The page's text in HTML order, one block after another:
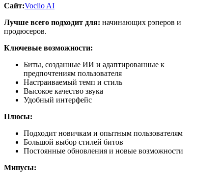
Сайт:Voclio AI
Лучше всего подходит для: начинающих рэперов и
продюсеров.
Ключевые возможности:
Биты, созданные ИИ и адаптированные к
предпочтениям пользователя
Настраиваемый темп и стиль
Высокое качество звука
Удобный интерфейс
Плюсы:
Подходит новичкам и опытным пользователям
Большой выбор стилей битов
Постоянные обновления и новые возможности
Минусы: